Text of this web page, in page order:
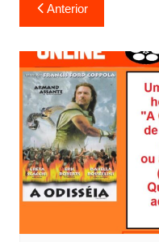
a
v
e
g
a
ç
ã
o
d
Anterior